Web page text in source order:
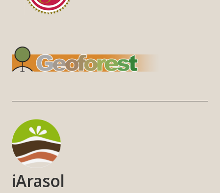
iArasol